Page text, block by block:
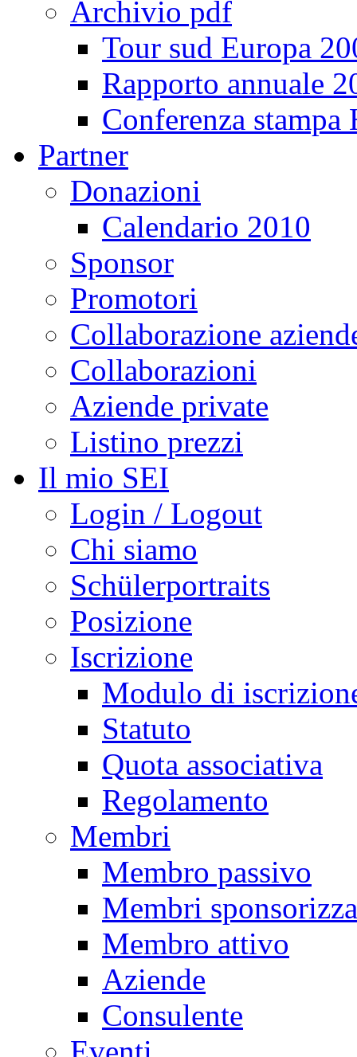
Archivio pdf
Tour sud Europa
Rapporto annuale
Conferenza
Partner
Donazioni
Calendario 2010
Sponsor
Promotori
Collaborazione
Collaborazioni
Aziende private
Listino prezzi
Il mio SEI
Login / Logout
Chi siamo
Schülerportraits
Posizione
Iscrizione
Modulo di
Statuto
Quota associativa
Regolamento
Membri
Membro passivo
Membri
Membro attivo
Aziende
Consulente